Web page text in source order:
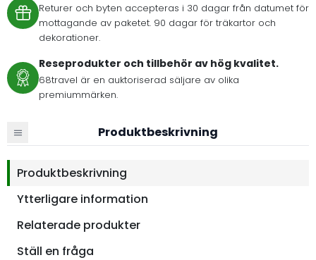
Returer och byten accepteras i 30 dagar från datumet för
mottagande av paketet. 90 dagar för träkartor och
dekorationer.
Reseprodukter och tillbehör av hög kvalitet.
68travel är en auktoriserad säljare av olika
premiummärken.
Produktbeskrivning
Produktbeskrivning
Ytterligare information
Relaterade produkter
Ställ en fråga